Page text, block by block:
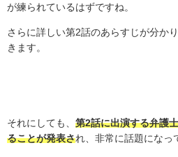
が練られているはずですね。
さらに詳しい第2話のあらすじが分か
きます。
それにしても、 第2話に出演する弁護
ることが発表され、非常に話題になっ